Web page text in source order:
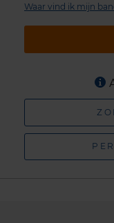
Waar vind ik mijn